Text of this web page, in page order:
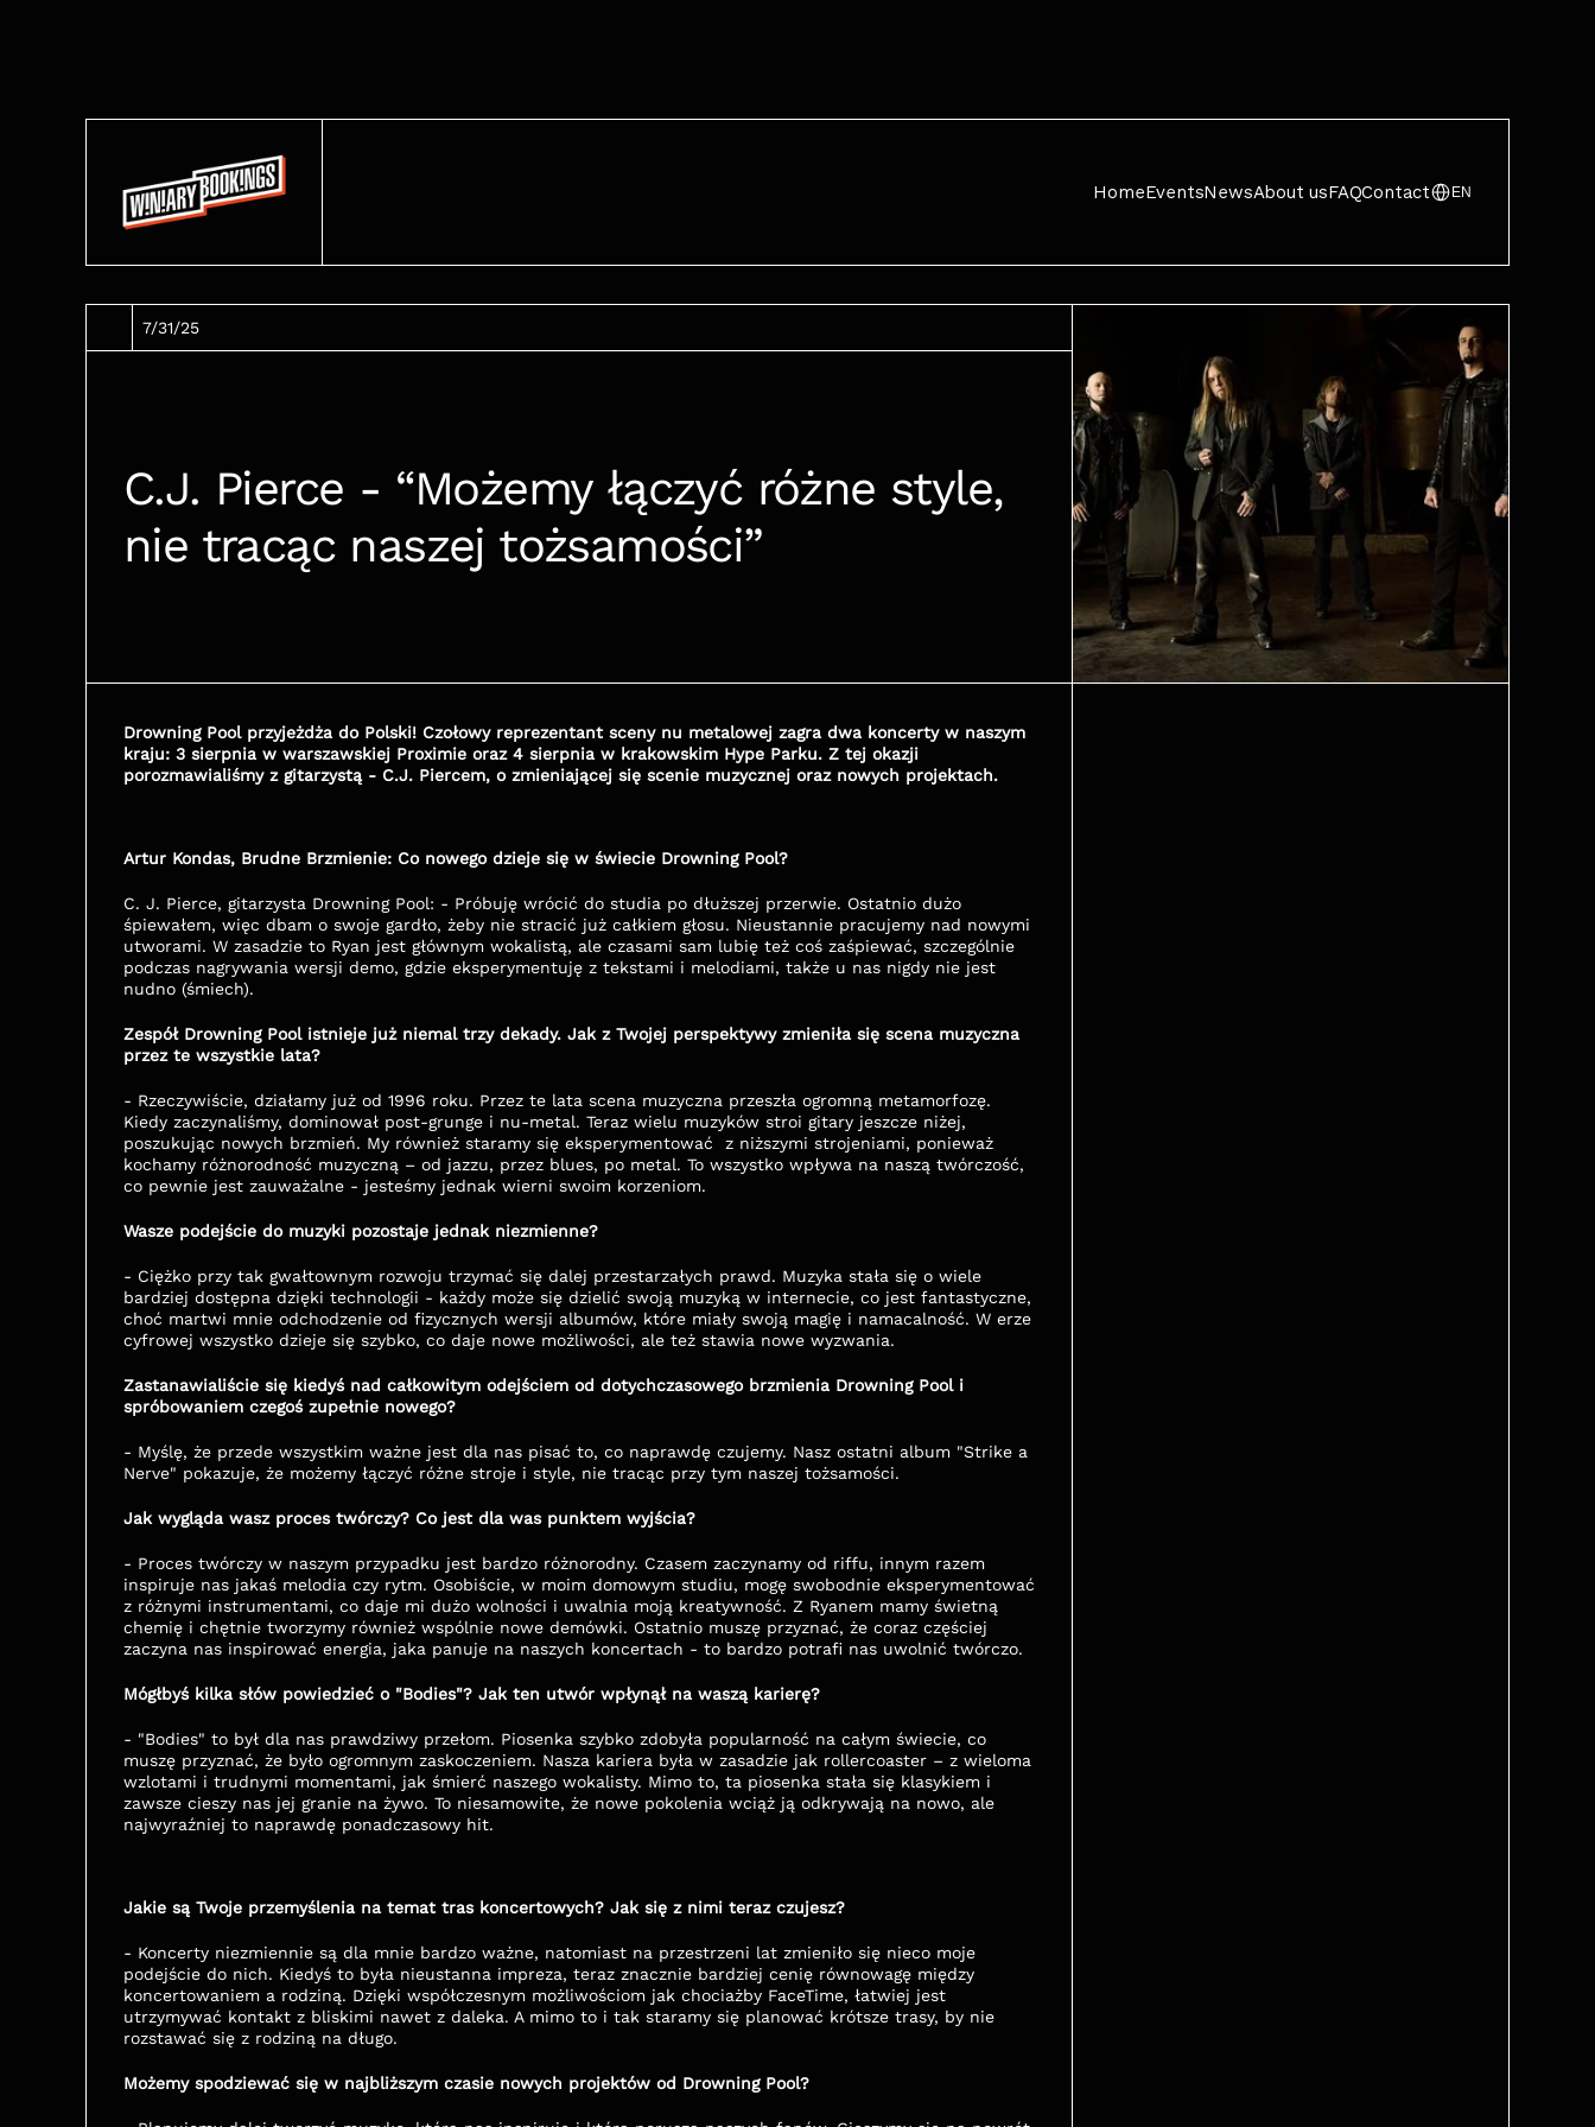
HomeEventsNewsAbout usFAQContact EN
7/31/25
C.J. Pierce - “Możemy łączyć różne style,
nie tracąc naszej tożsamości”
Drowning Pool przyjeżdża do Polski! Czołowy reprezentant sceny nu metalowej zagra dwa koncerty w naszym
kraju: 3 sierpnia w warszawskiej Proximie oraz 4 sierpnia w krakowskim Hype Parku. Z tej okazji
porozmawialiśmy z gitarzystą - C.J. Piercem, o zmieniającej się scenie muzycznej oraz nowych projektach.
Artur Kondas, Brudne Brzmienie: Co nowego dzieje się w świecie Drowning Pool?
C. J. Pierce, gitarzysta Drowning Pool: - Próbuję wrócić do studia po dłuższej przerwie. Ostatnio dużo
śpiewałem, więc dbam o swoje gardło, żeby nie stracić już całkiem głosu. Nieustannie pracujemy nad nowymi
utworami. W zasadzie to Ryan jest głównym wokalistą, ale czasami sam lubię też coś zaśpiewać, szczególnie
podczas nagrywania wersji demo, gdzie eksperymentuję z tekstami i melodiami, także u nas nigdy nie jest
nudno (śmiech).
Zespół Drowning Pool istnieje już niemal trzy dekady. Jak z Twojej perspektywy zmieniła się scena muzyczna
przez te wszystkie lata?
- Rzeczywiście, działamy już od 1996 roku. Przez te lata scena muzyczna przeszła ogromną metamorfozę.
Kiedy zaczynaliśmy, dominował post-grunge i nu-metal. Teraz wielu muzyków stroi gitary jeszcze niżej,
poszukując nowych brzmień. My również staramy się eksperymentować  z niższymi strojeniami, ponieważ
kochamy różnorodność muzyczną – od jazzu, przez blues, po metal. To wszystko wpływa na naszą twórczość,
co pewnie jest zauważalne - jesteśmy jednak wierni swoim korzeniom.
Wasze podejście do muzyki pozostaje jednak niezmienne?
- Ciężko przy tak gwałtownym rozwoju trzymać się dalej przestarzałych prawd. Muzyka stała się o wiele
bardziej dostępna dzięki technologii - każdy może się dzielić swoją muzyką w internecie, co jest fantastyczne,
choć martwi mnie odchodzenie od fizycznych wersji albumów, które miały swoją magię i namacalność. W erze
cyfrowej wszystko dzieje się szybko, co daje nowe możliwości, ale też stawia nowe wyzwania.
Zastanawialiście się kiedyś nad całkowitym odejściem od dotychczasowego brzmienia Drowning Pool i
spróbowaniem czegoś zupełnie nowego?
- Myślę, że przede wszystkim ważne jest dla nas pisać to, co naprawdę czujemy. Nasz ostatni album "Strike a
Nerve" pokazuje, że możemy łączyć różne stroje i style, nie tracąc przy tym naszej tożsamości.
Jak wygląda wasz proces twórczy? Co jest dla was punktem wyjścia?
- Proces twórczy w naszym przypadku jest bardzo różnorodny. Czasem zaczynamy od riffu, innym razem
inspiruje nas jakaś melodia czy rytm. Osobiście, w moim domowym studiu, mogę swobodnie eksperymentować
z różnymi instrumentami, co daje mi dużo wolności i uwalnia moją kreatywność. Z Ryanem mamy świetną
chemię i chętnie tworzymy również wspólnie nowe demówki. Ostatnio muszę przyznać, że coraz częściej
zaczyna nas inspirować energia, jaka panuje na naszych koncertach - to bardzo potrafi nas uwolnić twórczo.
Mógłbyś kilka słów powiedzieć o "Bodies"? Jak ten utwór wpłynął na waszą karierę?
- "Bodies" to był dla nas prawdziwy przełom. Piosenka szybko zdobyła popularność na całym świecie, co
muszę przyznać, że było ogromnym zaskoczeniem. Nasza kariera była w zasadzie jak rollercoaster – z wieloma
wzlotami i trudnymi momentami, jak śmierć naszego wokalisty. Mimo to, ta piosenka stała się klasykiem i
zawsze cieszy nas jej granie na żywo. To niesamowite, że nowe pokolenia wciąż ją odkrywają na nowo, ale
najwyraźniej to naprawdę ponadczasowy hit.
Jakie są Twoje przemyślenia na temat tras koncertowych? Jak się z nimi teraz czujesz?
- Koncerty niezmiennie są dla mnie bardzo ważne, natomiast na przestrzeni lat zmieniło się nieco moje
podejście do nich. Kiedyś to była nieustanna impreza, teraz znacznie bardziej cenię równowagę między
koncertowaniem a rodziną. Dzięki współczesnym możliwościom jak chociażby FaceTime, łatwiej jest
utrzymywać kontakt z bliskimi nawet z daleka. A mimo to i tak staramy się planować krótsze trasy, by nie
rozstawać się z rodziną na długo.
Możemy spodziewać się w najbliższym czasie nowych projektów od Drowning Pool?